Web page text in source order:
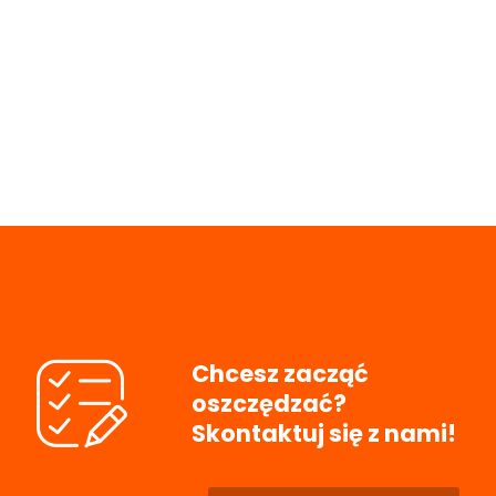
Chcesz zacząć
oszczędzać?
Skontaktuj się z nami!